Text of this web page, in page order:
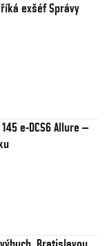
exšéf Správy
e-DCS6 Allure –